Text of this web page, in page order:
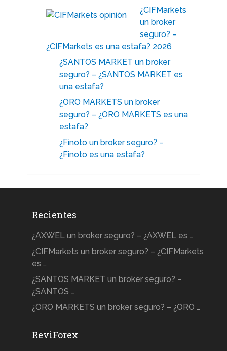
¿CIFMarkets
un broker
seguro? –
¿CIFMarkets es una estafa? 2026
¿SANTOS MARKET un broker
seguro? – ¿SANTOS MARKET es
una estafa?
¿ORO MARKETS un broker
seguro? – ¿ORO MARKETS es una
estafa?
¿Finoto un broker seguro? –
¿Finoto es una estafa?
Recientes
¿AXWEL un broker seguro? – ¿AXWEL es …
¿CIFMarkets un broker seguro? – ¿CIFMarkets
es …
¿SANTOS MARKET un broker seguro? –
¿SANTOS …
¿ORO MARKETS un broker seguro? – ¿ORO …
ReviForex